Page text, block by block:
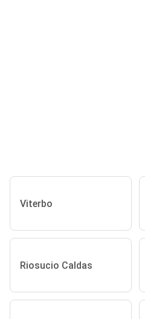
Viterbo
Riosucio Caldas